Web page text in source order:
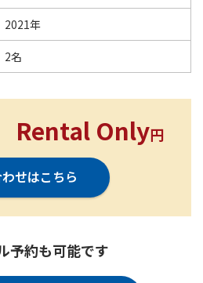
2021年
2名
Rental Only円
せはこちら
予約も可能です